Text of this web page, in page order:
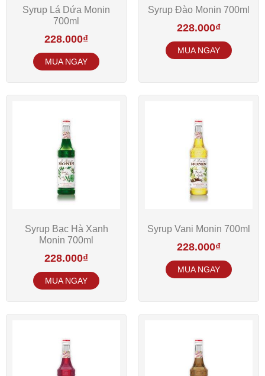
Syrup Lá Dứa Monin
700ml
228.000₫
Syrup Đào Monin 700ml
228.000₫
Syrup Bạc Hà Xanh
Monin 700ml
228.000₫
Syrup Vani Monin 700ml
228.000₫